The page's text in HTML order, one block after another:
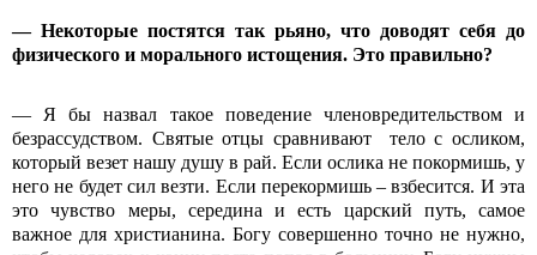
—Некоторые постятся так рьяно, что доводят себя до
физического и морального истощения. Это правильно?
— Я бы назвал такое поведение членовредительством и
безрассудством. Святые отцы сравнивают тело с осликом,
который везет нашу душу в рай. Если ослика не покормишь, у
него не будет сил везти. Если перекормишь – взбесится. И эта
это чувство меры, середина и есть царский путь, самое
важное для христианина. Богу совершенно точно не нужно,